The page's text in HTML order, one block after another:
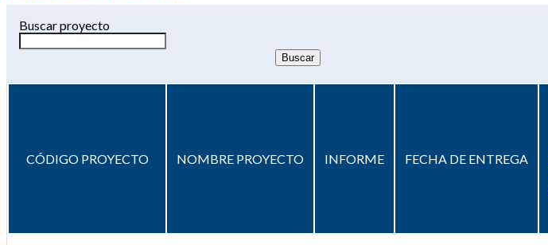
Buscar proyecto
CÓDIGO PROYECTO NOMBRE PROYECTO INFORME FECHA DE ENTREGA